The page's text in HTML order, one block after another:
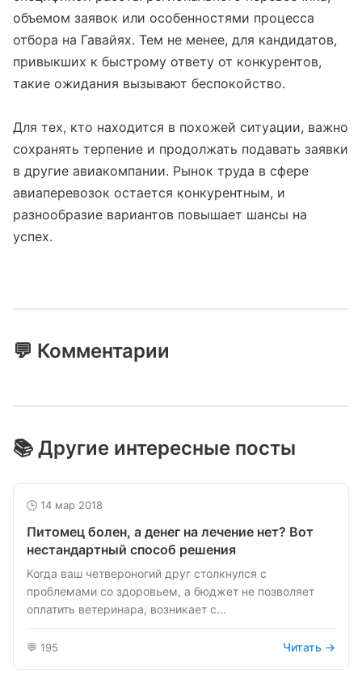
объемом заявок или особенностями процесса
отбора на Гавайях. Тем не менее, для кандидатов,
привыкших к быстрому ответу от конкурентов,
такие ожидания вызывают беспокойство.
Для тех, кто находится в похожей ситуации, важно
сохранять терпение и продолжать подавать заявки
в другие авиакомпании. Рынок труда в сфере
авиаперевозок остается конкурентным, и
разнообразие вариантов повышает шансы на
успех.
💬 Комментарии
📚 Другие интересные посты
🕒 14 мар 2018
Питомец болен, а денег на лечение нет? Вот
нестандартный способ решения
Когда ваш четвероногий друг столкнулся с
проблемами со здоровьем, а бюджет не позволяет
оплатить ветеринара, возникает с...
💬 195 Читать →